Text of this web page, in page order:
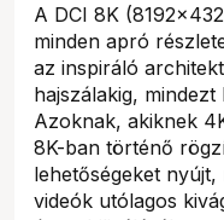
A DCI 8K
minden apró
az inspiráló
hajszálakig,
Azoknak, akiknek
8K-ban történő
lehetőségeket
videók utólagos